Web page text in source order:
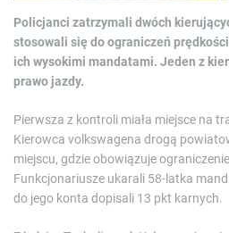
Policjanci zatrzymali dwóch
stosowali się do ograniczeń
ich wysokimi mandatami. Jeden z
prawo jazdy.
Pierwsza z kontroli miała miejsce na
Kierowca volkswagena drogą
miejscu, gdzie obowiązuje
Funkcjonariusze ukarali 58-latka
do jego konta dopisali 13 pkt karnych.